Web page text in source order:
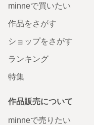
minneで買いたい
作品をさがす
ショップをさがす
ランキング
特集
作品販売について
minneで売りたい